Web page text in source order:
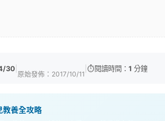
30
原始發佈： 2017/10/11
⏱️閱讀時間： 1 分鐘
養全攻略